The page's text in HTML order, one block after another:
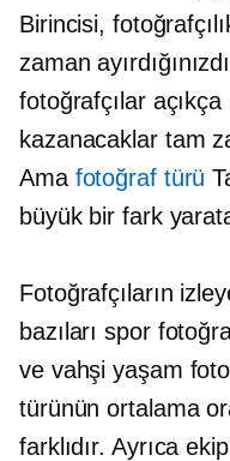
Birincisi,
zaman
fotoğrafçılar
kazanacaklar tam
Ama fotoğraf türü
büyük bir fark
Fotoğrafçıların
bazıları spor
ve vahşi yaşam
türünün ortalama
farklıdır. Ayrıca